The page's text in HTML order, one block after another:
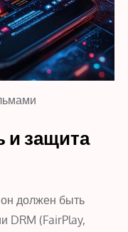
и защита
должен быть
DRM (FairPlay,